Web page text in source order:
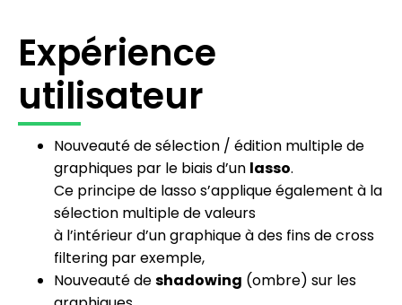
Expérience
utilisateur
Nouveauté de sélection / édition multiple de
graphiques par le biais d’un lasso.
Ce principe de lasso s’applique également à la
sélection multiple de valeurs
à l’intérieur d’un graphique à des fins de cross
filtering par exemple,
Nouveauté deshadowing (ombre) sur les